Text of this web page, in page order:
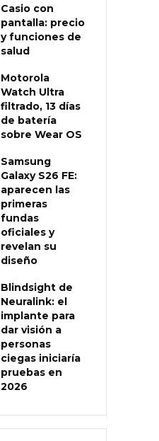
Casio con
pantalla: precio
y funciones de
salud
Motorola
Watch Ultra
filtrado, 13 días
de batería
sobre Wear OS
Samsung
Galaxy S26 FE:
aparecen las
primeras
fundas
oficiales y
revelan su
diseño
Blindsight de
Neuralink: el
implante para
dar visión a
personas
ciegas iniciaría
pruebas en
2026